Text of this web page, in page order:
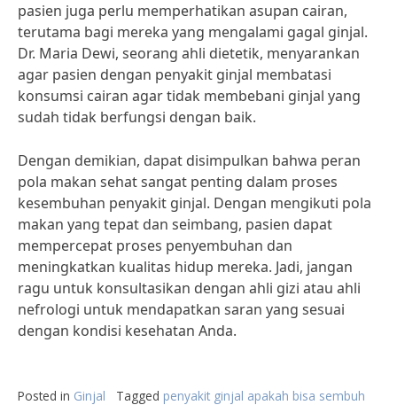
pasien juga perlu memperhatikan asupan cairan,
terutama bagi mereka yang mengalami gagal ginjal.
Dr. Maria Dewi, seorang ahli dietetik, menyarankan
agar pasien dengan penyakit ginjal membatasi
konsumsi cairan agar tidak membebani ginjal yang
sudah tidak berfungsi dengan baik.
Dengan demikian, dapat disimpulkan bahwa peran
pola makan sehat sangat penting dalam proses
kesembuhan penyakit ginjal. Dengan mengikuti pola
makan yang tepat dan seimbang, pasien dapat
mempercepat proses penyembuhan dan
meningkatkan kualitas hidup mereka. Jadi, jangan
ragu untuk konsultasikan dengan ahli gizi atau ahli
nefrologi untuk mendapatkan saran yang sesuai
dengan kondisi kesehatan Anda.
Posted in Ginjal Tagged penyakit ginjal apakah bisa sembuh